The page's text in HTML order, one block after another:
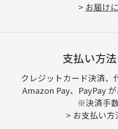
> お届け
支払い方
クレジットカード決済、
Amazon Pay、PayPay が
※決済手
> お支払い方